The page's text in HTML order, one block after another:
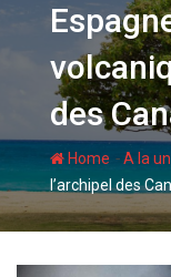
des
Home -A la
l’archipel des